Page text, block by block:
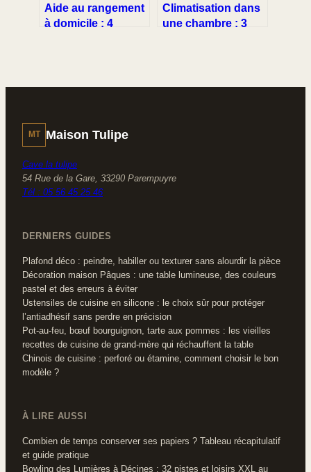
Aide au rangement
à domicile : 4
quotidien
Climatisation dans
une chambre : 3
MT Maison Tulipe
Cave la tulipe
54 Rue de la Gare, 33290 Parempuyre
Tél : 05 56 45 25 46
DERNIERS GUIDES
Plafond déco : peindre, habiller ou texturer sans alourdir la pièce
Décoration maison Pâques : une table lumineuse, des couleurs
pastel et des erreurs à éviter
Ustensiles de cuisine en silicone : le choix sûr pour protéger
l’antiadhésif sans perdre en précision
Pot-au-feu, bœuf bourguignon, tarte aux pommes : les vieilles
recettes de cuisine de grand-mère qui réchauffent la table
Chinois de cuisine : perforé ou étamine, comment choisir le bon
modèle ?
À LIRE AUSSI
Combien de temps conserver ses papiers ? Tableau récapitulatif
et guide pratique
Bowling des Lumières à Décines : 32 pistes et loisirs XXL au